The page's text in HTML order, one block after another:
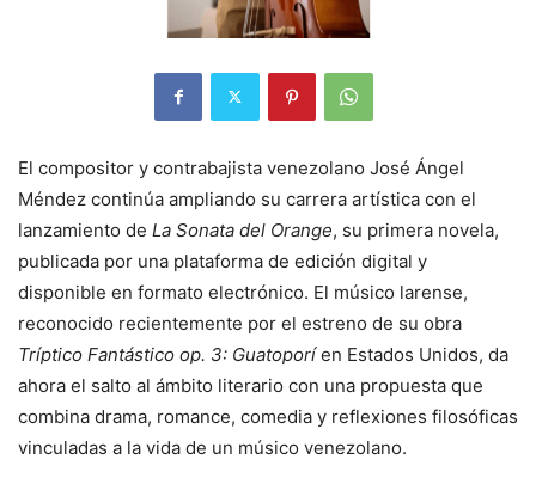
El compositor y contrabajista venezolano José Ángel
Méndez continúa ampliando su carrera artística con el
lanzamiento de La Sonata del Orange, su primera novela,
publicada por una plataforma de edición digital y
disponible en formato electrónico. El músico larense,
reconocido recientemente por el estreno de su obra
Tríptico Fantástico op. 3: Guatoporíen Estados Unidos, da
ahora el salto al ámbito literario con una propuesta que
combina drama, romance, comedia y reflexiones filosóficas
vinculadas a la vida de un músico venezolano.